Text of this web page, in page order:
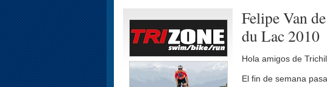
Felipe Van
du Lac 2010
Hola amigos de
El fin de semana